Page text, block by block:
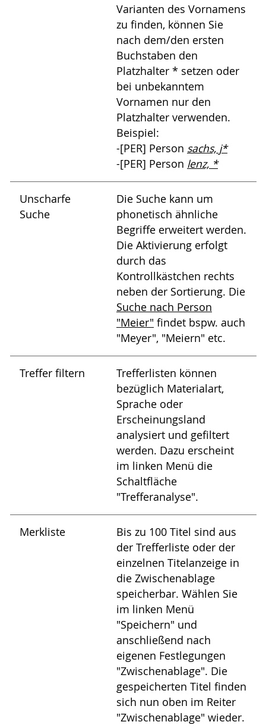
Varianten des Vornamens
zu finden, können Sie
nach dem/den ersten
Buchstaben den
Platzhalter * setzen oder
bei unbekanntem
Vornamen nur den
Platzhalter verwenden.
Beispiel:
-[PER] Person sachs, j*
-[PER] Person lenz, *
Unscharfe
Suche
Die Suche kann um
phonetisch ähnliche
Begriffe erweitert werden.
Die Aktivierung erfolgt
durch das
Kontrollkästchen rechts
neben der Sortierung. Die
Suche nach Person
"Meier" findet bspw. auch
"Meyer", "Meiern" etc.
Treffer filtern
Trefferlisten können
bezüglich Materialart,
Sprache oder
Erscheinungsland
analysiert und gefiltert
werden. Dazu erscheint
im linken Menü die
Schaltfläche
"Trefferanalyse".
Merkliste
Bis zu 100 Titel sind aus
der Trefferliste oder der
einzelnen Titelanzeige in
die Zwischenablage
speicherbar. Wählen Sie
im linken Menü
"Speichern" und
anschließend nach
eigenen Festlegungen
"Zwischenablage". Die
gespeicherten Titel finden
sich nun oben im Reiter
"Zwischenablage" wieder.